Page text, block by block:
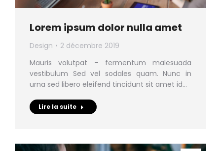
Lorem ipsum dolor nulla amet
Design
2 décembre 2019
Mauris volutpat – fermentum malesuada
vestibulum Sed vel sodales quam. Nunc in
urna sed libero eleifend tincidunt sit amet id…
Lire la suite